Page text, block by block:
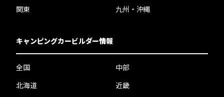
関東
九州・沖縄
キャンピングカービルダー情報
全国
北海道
中部
近畿